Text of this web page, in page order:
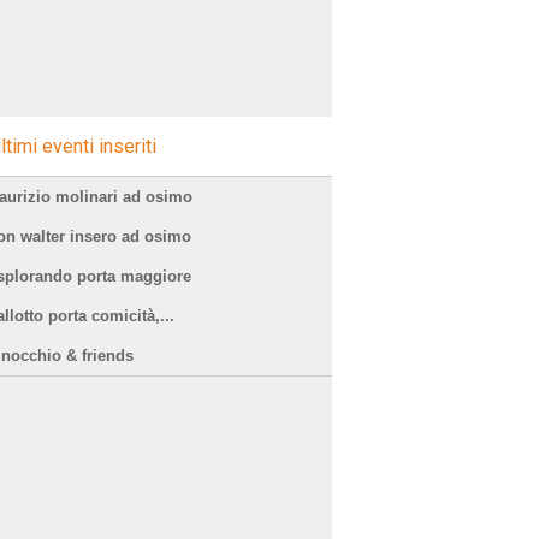
eventi inseriti
molinari ad osimo
walter insero ad osimo
porta maggiore
porta comicità,...
& friends